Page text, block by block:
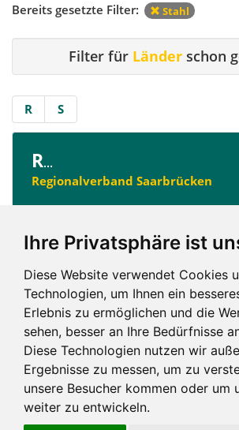
Ihre Privatsphäre ist
Diese Website verwendet Cookies
Technologien, um Ihnen ein
Erlebnis zu ermöglichen und die
sehen, besser an Ihre Bedürfnisse
Diese Technologien nutzen wir
Ergebnisse zu messen, um zu
unsere Besucher kommen oder um
weiter zu entwickeln.
Bereits gesetzte Filter: Stahl
Filter für Länderschon
R S
R...
Regionalverband Saarbrücken
S
Saarlouis
R S